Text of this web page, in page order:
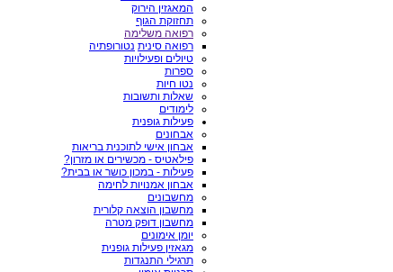
המאגזין הירוק
תחזוקת הגוף
רפואה משלימה
רפואה סינית נטורופתיה
טיולים ופעילויות
ספרות
נטו חיות
שאלות ותשובות
לימודים
פעילות גופנית
אבחונים
אבחון אישי לתוכנית בריאות
פילאטיס - מכשירים או מזרון?
פעילות - במכון כושר או בבית?
אבחון אמנויות לחימה
מחשבונים
מחשבון הוצאה קלורית
מחשבון דופק מטרה
יומן אימונים
מגאזין פעילות גופנית
תרגילי התנגדות